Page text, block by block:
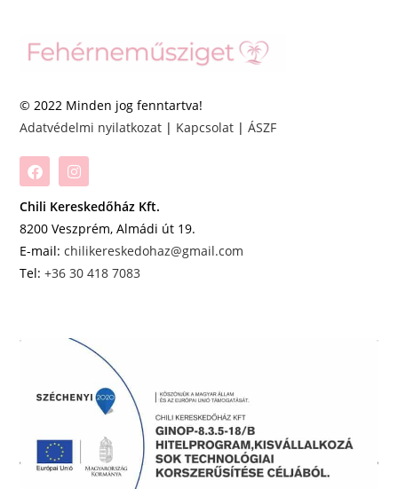
© 2022 Minden jog fenntartva!
Adatvédelmi nyilatkozat | Kapcsolat |ÁSZF
Chili Kereskedőház Kft.
8200 Veszprém, Almádi út 19.
E-mail:chilikereskedohaz@gmail.com
Tel:+36 30 418 7083